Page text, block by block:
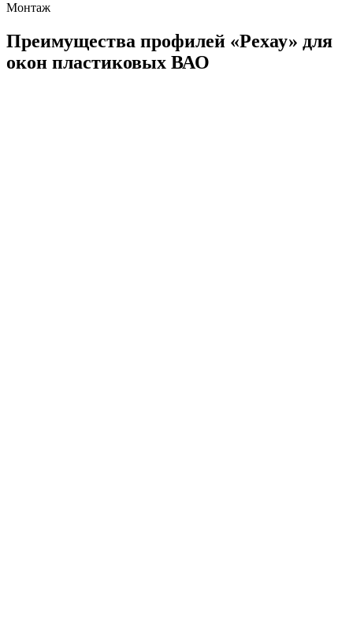
Монтаж
Преимущества профилей «Рехау» для
окон пластиковых ВАО